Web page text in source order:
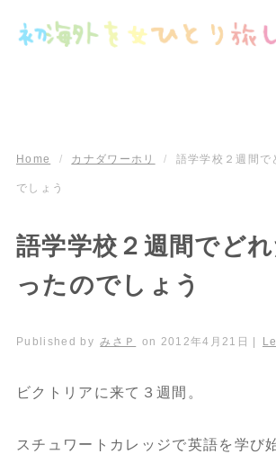
Home / カナダワーホリ / 語学学校２週間で
でしょう
語学学校２週間でど
ったのでしょう
Published by みさＰ on 2012年4月21日 |
ビクトリアに来て３週間。
スチュワートカレッジで英語を学び